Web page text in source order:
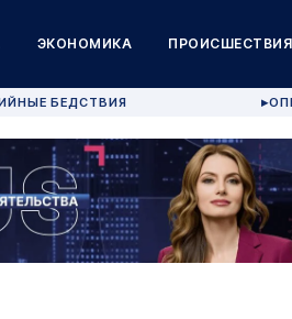
ЭКОНОМИКА ПРОИСШЕСТВИЯ
БЕДСТВИЯ ▶